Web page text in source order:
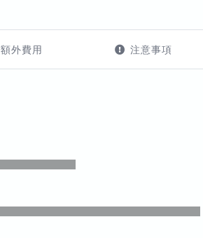
額外費用 注意事項